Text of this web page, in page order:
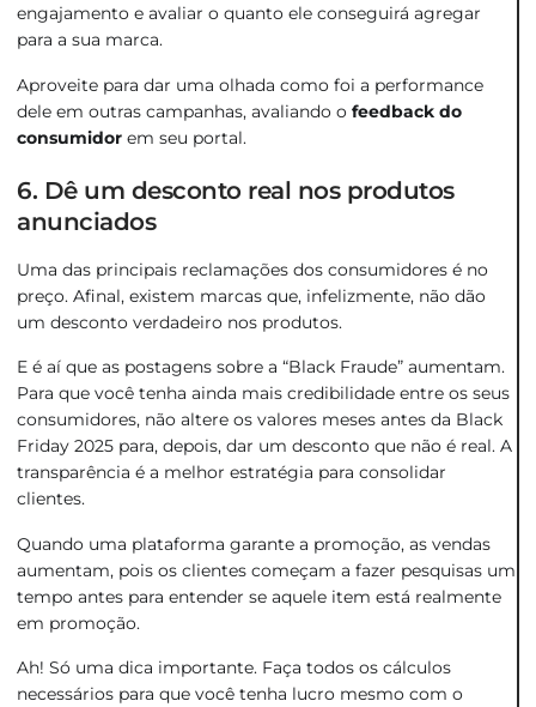
engajamento e avaliar o quanto ele conseguirá agregar
para a sua marca.
Aproveite para dar uma olhada como foi a performance
dele em outras campanhas, avaliando o feedback do
consumidor em seu portal.
6. Dê um desconto real nos produtos
anunciados
Uma das principais reclamações dos consumidores é no
preço. Afinal, existem marcas que, infelizmente, não dão
um desconto verdadeiro nos produtos.
E é aí que as postagens sobre a “Black Fraude” aumentam.
Para que você tenha ainda mais credibilidade entre os seus
consumidores, não altere os valores meses antes da Black
Friday 2025 para, depois, dar um desconto que não é real. A
transparência é a melhor estratégia para consolidar
clientes.
Quando uma plataforma garante a promoção, as vendas
aumentam, pois os clientes começam a fazer pesquisas um
tempo antes para entender se aquele item está realmente
em promoção.
Ah! Só uma dica importante. Faça todos os cálculos
necessários para que você tenha lucro mesmo com o